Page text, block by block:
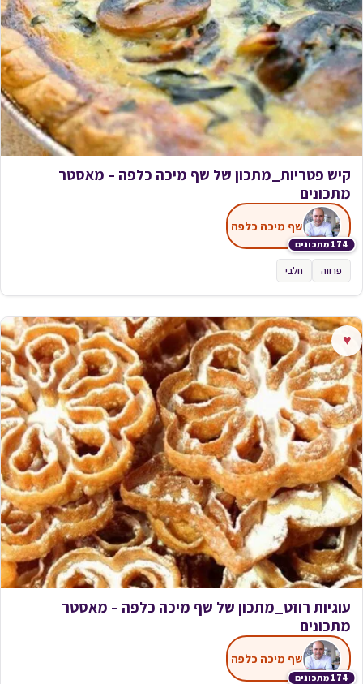
קיש פטריות_מתכון של שף מיכה כלפה – מאסטר
מתכונים
174 מתכונים
שף מיכה כלפה
פרווה חלבי
♥
עוגיות רוזט_מתכון של שף מיכה כלפה – מאסטר
מתכונים
174 מתכונים
שף מיכה כלפה